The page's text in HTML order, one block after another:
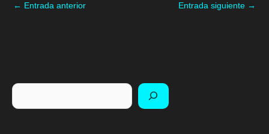
← Entrada anterior Entrada siguiente →
Buscar